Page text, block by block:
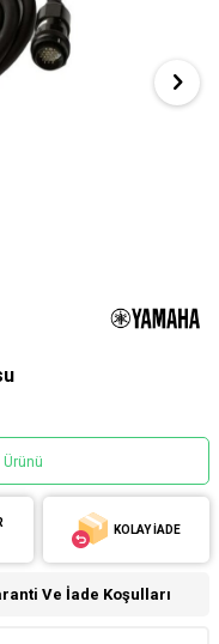
Ürünü
KOLAY İADE
Ve İade Koşulları